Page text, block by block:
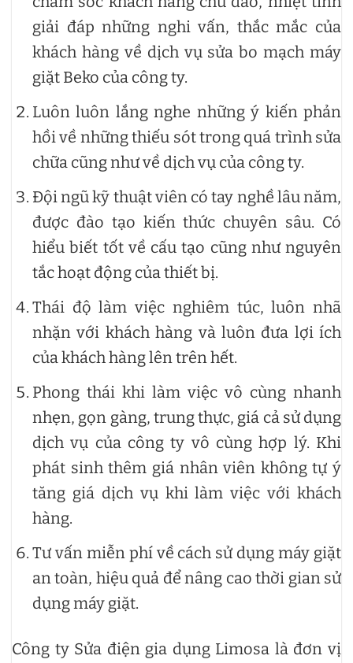
giải đáp những nghi vấn, thắc mắc của
khách hàng về dịch vụ sửa bo mạch máy
giặt Beko của công ty.
Luôn luôn lắng nghe những ý kiến phản
hồi về những thiếu sót trong quá trình sửa
chữa cũng như về dịch vụ của công ty.
Đội ngũ kỹ thuật viên có tay nghề lâu năm,
được đào tạo kiến thức chuyên sâu. Có
hiểu biết tốt về cấu tạo cũng như nguyên
tắc hoạt động của thiết bị.
Thái độ làm việc nghiêm túc, luôn nhã
nhặn với khách hàng và luôn đưa lợi ích
của khách hàng lên trên hết.
Phong thái khi làm việc vô cùng nhanh
nhẹn, gọn gàng, trung thực, giá cả sử dụng
dịch vụ của công ty vô cùng hợp lý. Khi
phát sinh thêm giá nhân viên không tự ý
tăng giá dịch vụ khi làm việc với khách
hàng.
Tư vấn miễn phí về cách sử dụng máy giặt
an toàn, hiệu quả để nâng cao thời gian sử
dụng máy giặt.
Công ty Sửa điện gia dụng Limosa là đơn vị